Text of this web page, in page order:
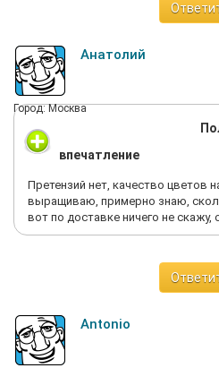
Анатолий
Город: Москва
впечатление
Претензий нет, качество цветов
выращиваю, примерно знаю,
вот по доставке ничего не скажу,
Antonio